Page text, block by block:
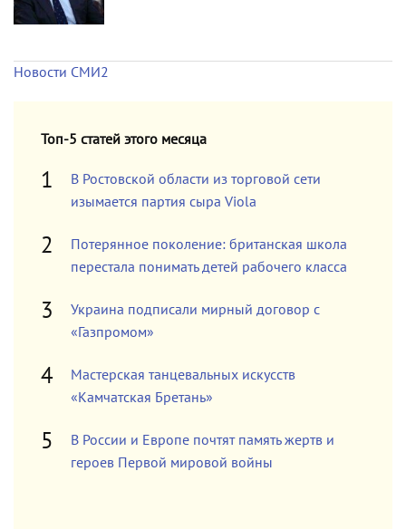
Новости СМИ2
Топ-5 статей этого месяца
В Ростовской области из торговой сети
изымается партия сыра Viola
Потерянное поколение: британская школа
перестала понимать детей рабочего класса
Украина подписали мирный договор с
«Газпромом»
Мастерская танцевальных искусств
«Камчатская Бретань»
В России и Европе почтят память жертв и
героев Первой мировой войны